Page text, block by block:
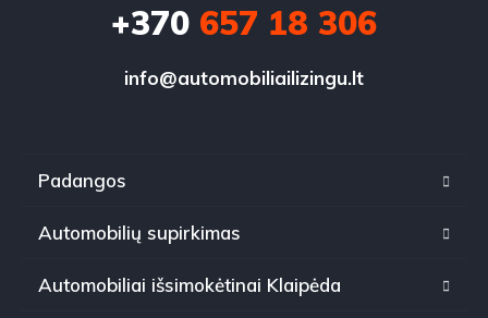
+370 657 18 306
info@automobiliailizingu.lt
Padangos
Automobilių supirkimas
Automobiliai išsimokėtinai Klaipėda